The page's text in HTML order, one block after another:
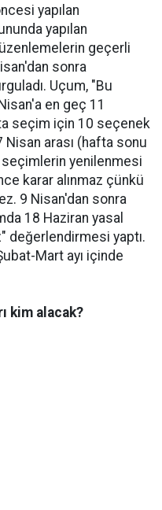
yapılan
yapılan
geçerli
sonra
Uçum, "Bu
en geç 11
seçim için 10 seçenek
Nisan arası (hafta sonu
seçimlerin yenilenmesi
karar alınmaz çünkü
9 Nisan'dan sonra
18 Haziran yasal
değerlendirmesi yaptı.
Mart ayı içinde
kim alacak?